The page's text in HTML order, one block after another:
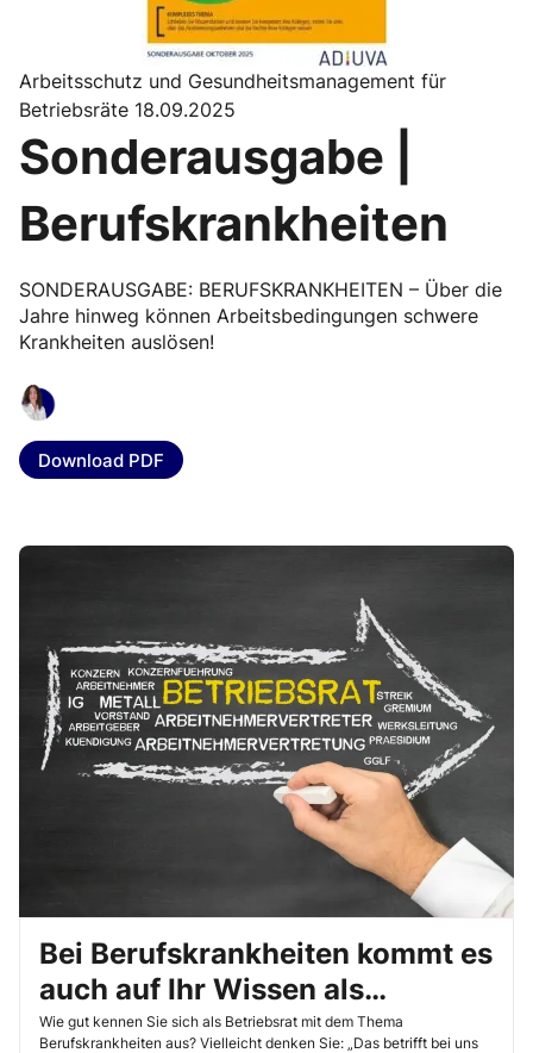
Arbeitsschutz und Gesundheitsmanagement für
Betriebsräte 18.09.2025
Sonderausgabe |
Berufskrankheiten
SONDERAUSGABE: BERUFSKRANKHEITEN – Über die
Jahre hinweg können Arbeitsbedingungen schwere
Krankheiten auslösen!
Download PDF
Bei Berufskrankheiten kommt es
auch auf Ihr Wissen als
Betriebsrat an!
Wie gut kennen Sie sich als Betriebsrat mit dem Thema
Berufskrankheiten aus? Vielleicht denken Sie: „Das betrifft bei uns